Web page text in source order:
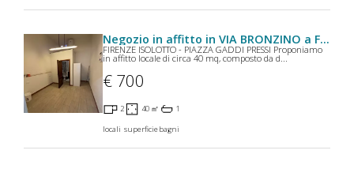
Negozio in affitto in VIA BRONZINO a Firenze
FIRENZE ISOLOTTO - PIAZZA GADDI PRESSI Proponiamo
in affitto locale di circa 40 mq, composto da d...
€ 700
2
locali
40 ㎡
superficie
1
bagni